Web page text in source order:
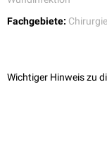
Fachgebiete: Chirurgie
Wichtiger Hinweis zu